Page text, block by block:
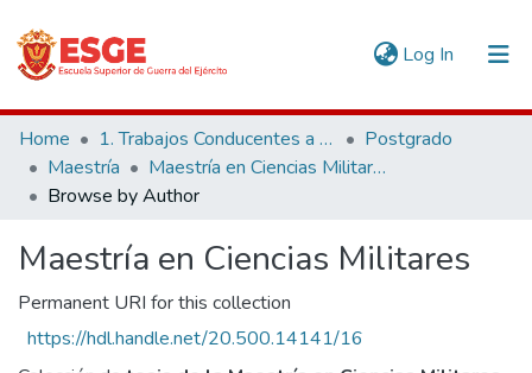
Log In (current)
Communities & Collections
All of DSpace
Home 1. Trabajos Conducentes a Grados y Títulos
Postgrado
Maestría
Maestría en Ciencias Militares
Browse by Author
Maestría en Ciencias Militares
Permanent URI for this collection
https://hdl.handle.net/20.500.14141/16